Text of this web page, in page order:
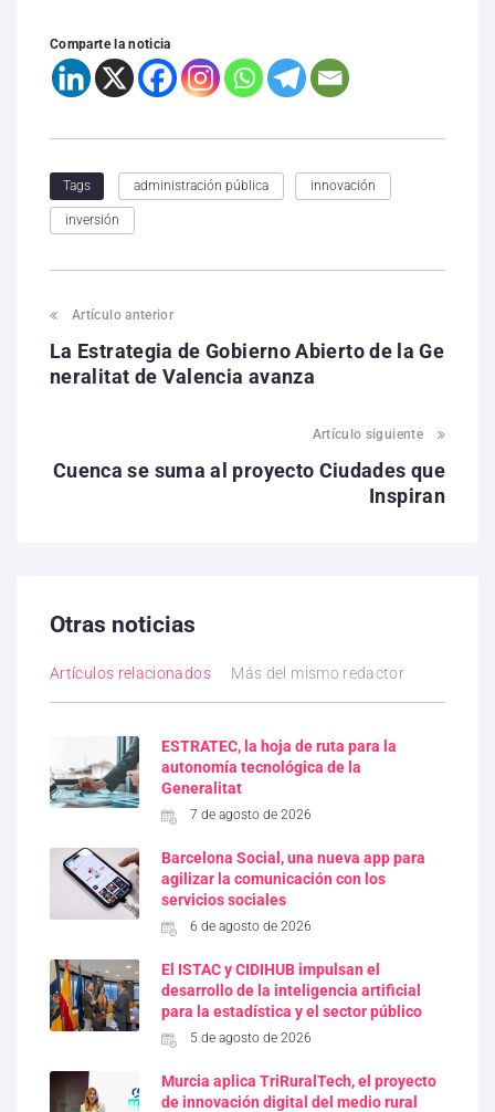
Comparte la noticia
Tags administración pública innovación
inversión
Artículo anterior
La Estrategia de Gobierno Abierto de la Ge
neralitat de Valencia avanza
Artículo siguiente
Cuenca se suma al proyecto Ciudades que
Inspiran
Otras noticias
Artículos relacionados Más del mismo redactor
ESTRATEC, la hoja de ruta para la
autonomía tecnológica de la
Generalitat
7 de agosto de 2026
Barcelona Social, una nueva app para
agilizar la comunicación con los
servicios sociales
6 de agosto de 2026
El ISTAC y CIDIHUB impulsan el
desarrollo de la inteligencia artificial
para la estadística y el sector público
5 de agosto de 2026
Murcia aplica TriRuralTech, el proyecto
de innovación digital del medio rural